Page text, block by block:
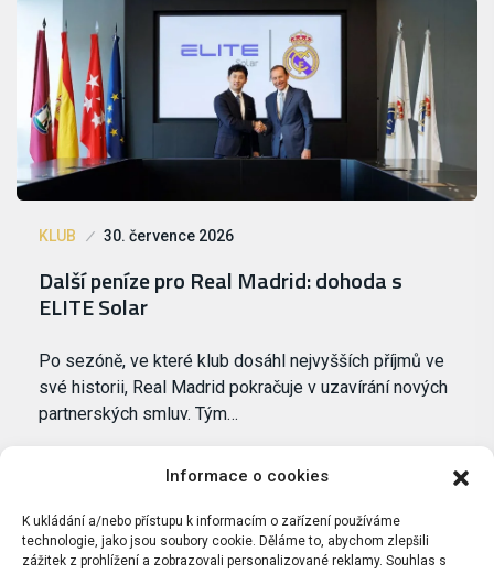
Informace o cookies
K ukládání a/nebo přístupu k informacím o zařízení používáme
technologie, jako jsou soubory cookie. Děláme to, abychom zlepšili
zážitek z prohlížení a zobrazovali personalizované reklamy. Souhlas s
KLUB 30. července 2026
Další peníze pro Real Madrid: dohoda s
ELITE Solar
Po sezóně, ve které klub dosáhl nejvyšších příjmů ve
své historii, Real Madrid pokračuje v uzavírání nových
partnerských smluv. Tým…